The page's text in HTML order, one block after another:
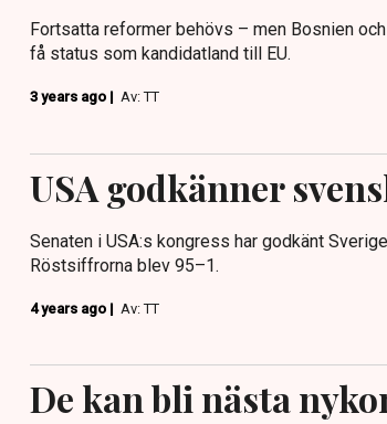
Fortsatta reformer behövs – men Bosnien
få status som kandidatland till EU.
3 years ago | Av: TT
USA godkänner
Senaten i USA:s kongress har godkänt
Röstsiffrorna blev 95–1.
4 years ago | Av: TT
De kan bli nästa